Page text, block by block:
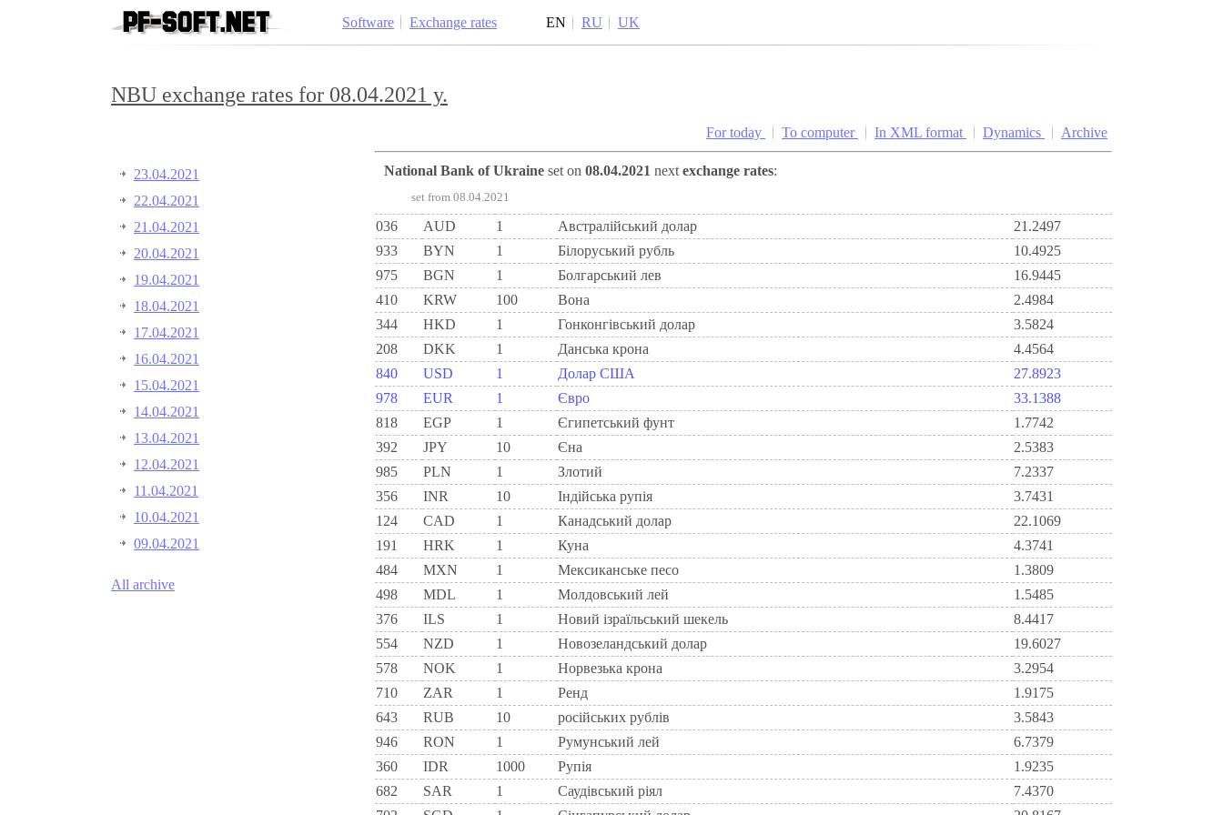
Software Exchange rates EN RU UK
NBU exchange rates for 08.04.2021 y.
23.04.2021
22.04.2021
21.04.2021
20.04.2021
19.04.2021
18.04.2021
17.04.2021
16.04.2021
15.04.2021
14.04.2021
13.04.2021
12.04.2021
11.04.2021
10.04.2021
09.04.2021
All archive
For today To computer In XML format Dynamics Archive
National Bank of Ukraine set on 08.04.2021 next exchange rates:
set from 08.04.2021
036 AUD 1 Австралійський долар
21.2497
933
BYN 1 Бiлоруський рубль
10.4925
975
BGN 1 Болгарський лев
16.9445
410
KRW 100 Вона
2.4984
344
HKD 1 Гонконгівський долар
3.5824
208
DKK 1 Данська крона
4.4564
840
USD 1 Долар США
27.8923
978
EUR 1 Євро
33.1388
818
EGP 1 Єгипетський фунт
1.7742
392
JPY 10 Єна
2.5383
985
PLN 1 Злотий
7.2337
356
INR 10 Індійська рупія
3.7431
124
CAD 1 Канадський долар
22.1069
191
HRK 1 Куна
4.3741
484
MXN 1 Мексиканське песо
1.3809
498
MDL 1 Молдовський лей
1.5485
376
ILS 1 Новий ізраїльський шекель
8.4417
554
NZD 1 Новозеландський долар
19.6027
578
NOK 1 Норвезька крона
3.2954
710
ZAR 1 Ренд
1.9175
643
RUB 10 російських рублів
3.5843
946
RON 1 Румунський лей
6.7379
360
IDR 1000 Рупія
1.9235
682
SAR 1 Саудівський ріял
7.4370